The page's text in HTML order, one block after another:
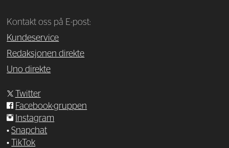
Kontakt oss på E-post:
Kundeservice
Redaksjonen direkte
Uno direkte
Twitter
Facebook-gruppen
Instagram
•Snapchat
•
TikTok